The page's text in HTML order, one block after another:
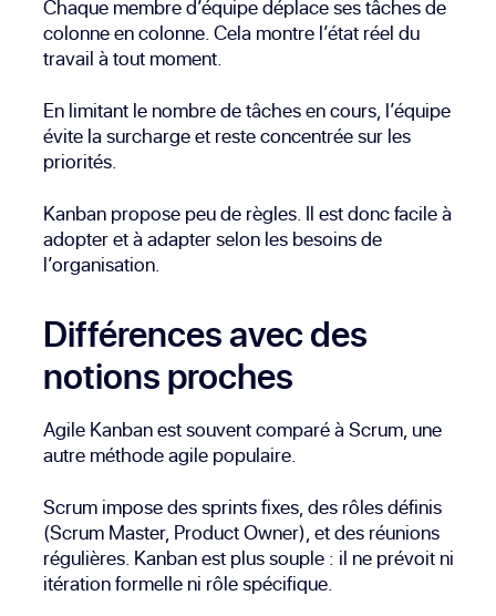
Chaque membre d’équipe déplace ses tâches de
colonne en colonne. Cela montre l’état réel du
travail à tout moment.
En limitant le nombre de tâches en cours, l’équipe
évite la surcharge et reste concentrée sur les
priorités.
Kanban propose peu de règles. Il est donc facile à
adopter et à adapter selon les besoins de
l’organisation.
Différences avec des
notions proches
Agile Kanban est souvent comparé à Scrum, une
autre méthode agile populaire.
Scrum impose des sprints fixes, des rôles définis
(Scrum Master, Product Owner), et des réunions
régulières. Kanban est plus souple : il ne prévoit ni
itération formelle ni rôle spécifique.